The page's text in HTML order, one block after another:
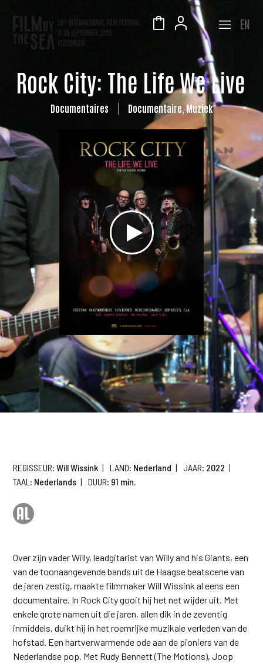
EN
Rock City: The Life We Live
Documentaires Documentaire, Muziek
REGISSEUR: Will Wissink | LAND: Nederland | JAAR: 2022 |
TAAL: Nederlands | DUUR: 91 min.
Over zijn vader Willy, leadgitarist van Willy and his Giants, een
van de toonaangevende bands uit de Haagse beatscene van
de jaren zestig, maakte filmmaker Will Wissink al eens een
documentaire. In Rock City gooit hij het net wijder uit. Met
enkele grote namen uit die jaren, allen dik in de zeventig
inmiddels, duikt hij in het roemrijke muzikale verleden van de
hofstad. Een hartverwarmende ode aan de pioniers van de
Nederlandse pop. Met Rudy Bennett (The Motions), Joop